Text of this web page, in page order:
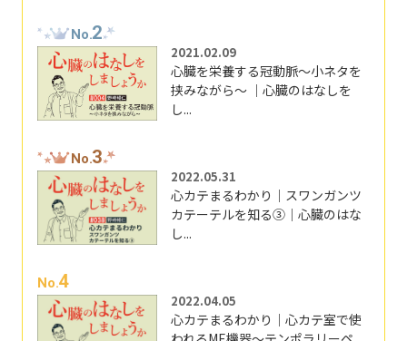
No.2
2021.02.09
心臓を栄養する冠動脈～小ネタを
挟みながら～ ｜心臓のはなしを
し...
No.3
2022.05.31
心カテまるわかり｜スワンガンツ
カテーテルを知る③｜心臓のはな
し...
No.4
2022.04.05
心カテまるわかり｜心カテ室で使